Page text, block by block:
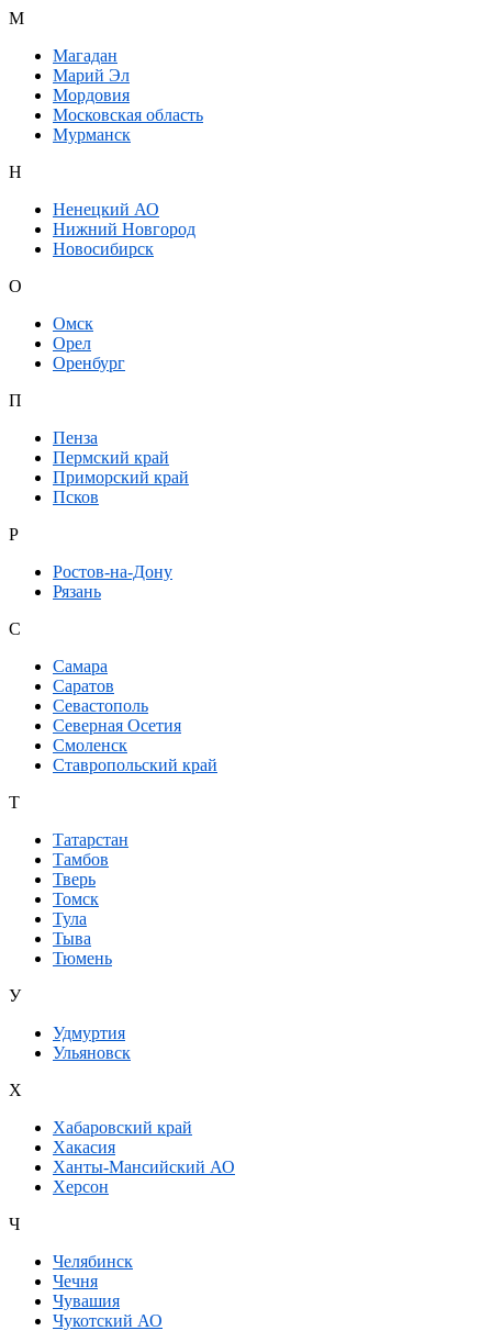
М
Магадан
Марий Эл
Мордовия
Московская область
Мурманск
Н
Ненецкий АО
Нижний Новгород
Новосибирск
О
Омск
Орел
Оренбург
П
Пенза
Пермский край
Приморский край
Псков
Р
Ростов-на-Дону
Рязань
С
Самара
Саратов
Севастополь
Северная Осетия
Смоленск
Ставропольский край
Т
Татарстан
Тамбов
Тверь
Томск
Тула
Тыва
Тюмень
У
Удмуртия
Ульяновск
Х
Хабаровский край
Хакасия
Ханты-Мансийский АО
Херсон
Ч
Челябинск
Чечня
Чувашия
Чукотский АО